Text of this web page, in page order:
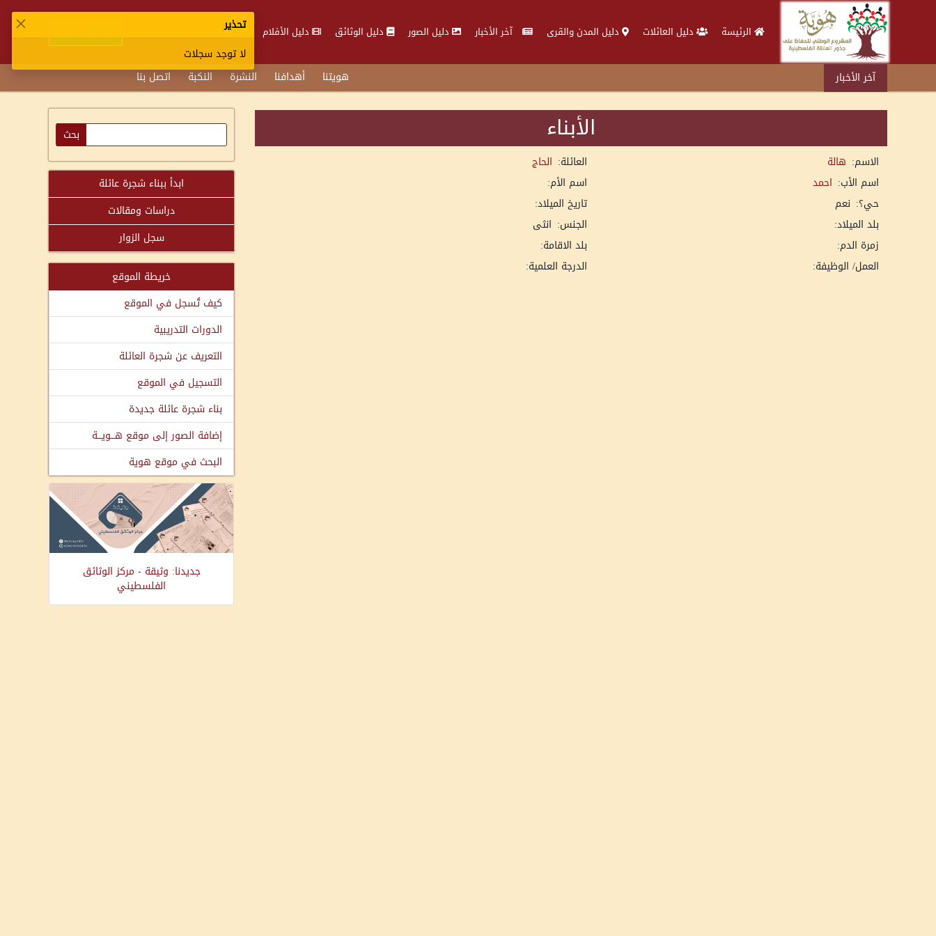
الرئيسة دليل العائلات دليل المدن والقرى آخر الأخبار دليل الصور دليل الوثائق دليل الأفلام تابعنا
آخر الأخبار هويتنا أهدافنا النشرة النكبة اتصل بنا
الأبناء
الاسم: هالة العائلة: الحاج
اسم الأب: احمد
اسم الأم:
حي؟: نعم
تاريخ الميلاد:
بلد الميلاد:
الجنس: انثى
زمرة الدم:
بلد الاقامة:
العمل/ الوظيفة:
الدرجة العلمية:
ابدأ ببناء شجرة عائلة
دراسات ومقالات
سجل الزوار
خريطة الموقع
كيف تُسجل في الموقع
الدورات التدريبية
التعريف عن شجرة العائلة
التسجيل في الموقع
بناء شجرة عائلة جديدة
إضافة الصور إلى موقع هـــويـــة
البحث في موقع هوية
جديدنا: وثيقة - مركز الوثائق
الفلسطيني
تحذير
لا توجد سجلات